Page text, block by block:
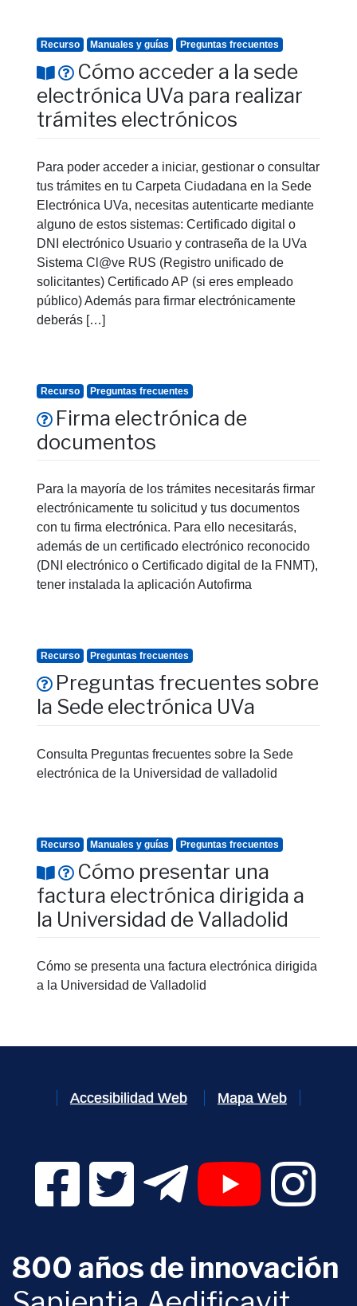
Recurso Manuales y guías Preguntas frecuentes
Cómo acceder a la sede
electrónica UVa para realizar
trámites electrónicos
Para poder acceder a iniciar, gestionar o consultar
tus trámites en tu Carpeta Ciudadana en la Sede
Electrónica UVa, necesitas autenticarte mediante
alguno de estos sistemas: Certificado digital o
DNI electrónico Usuario y contraseña de la UVa
Sistema Cl@ve RUS (Registro unificado de
solicitantes) Certificado AP (si eres empleado
público) Además para firmar electrónicamente
deberás […]
Recurso Preguntas frecuentes
Firma electrónica de
documentos
Para la mayoría de los trámites necesitarás firmar
electrónicamente tu solicitud y tus documentos
con tu firma electrónica. Para ello necesitarás,
además de un certificado electrónico reconocido
(DNI electrónico o Certificado digital de la FNMT),
tener instalada la aplicación Autofirma
Recurso Preguntas frecuentes
Preguntas frecuentes sobre
la Sede electrónica UVa
Consulta Preguntas frecuentes sobre la Sede
electrónica de la Universidad de valladolid
Recurso Manuales y guías Preguntas frecuentes
Cómo presentar una
factura electrónica dirigida a
la Universidad de Valladolid
Cómo se presenta una factura electrónica dirigida
a la Universidad de Valladolid
Accesibilidad Web Mapa Web
Facebook Digital UVa (se abrirá en una nueva
Twitter Digital UVa (se abrirá en una
Telegram Digital UVa (se
YouTube Digital
800 años de innovación